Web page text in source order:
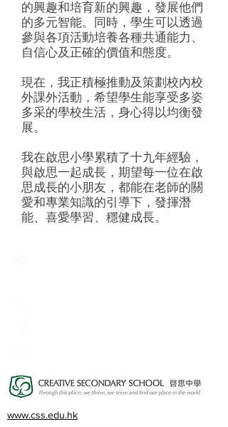
的興趣和培育新的興趣，發展他們
的多元智能。同時，學生可以透過
參與各項活動培養各種共通能力、
自信心及正確的價值和態度。
現在，我正積極推動及策劃校內校
外課外活動，希望學生能享受多姿
多采的學校生活，身心得以均衡發
展。
我在啟思小學累積了十九年經驗，
與啟思一起成長，期望每一位在啟
思成長的小朋友，都能在老師的關
愛和專業知識的引導下，發揮潛
能、喜愛學習、穩健成長。
www.css.edu.hk